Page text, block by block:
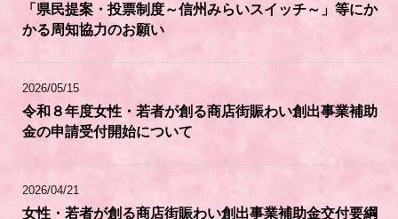
「県民提案・投票制度～信州みらいスイッチ～」等にか
かる周知協力のお願い
2026/05/15
令和８年度女性・若者が創る商店街賑わい創出事業補助
金の申請受付開始について
2026/04/21
女性・若者が創る商店街賑わい創出事業補助金交付要綱